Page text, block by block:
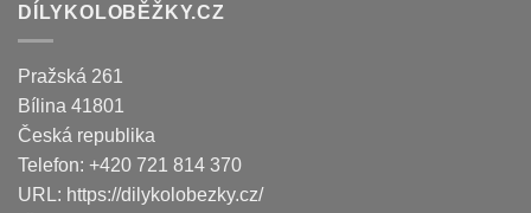
DÍLYKOLOBĚŽKY.CZ
Pražská 261
Bílina 41801
Česká republika
Telefon: +420 721 814 370
URL: https://dilykolobezky.cz/